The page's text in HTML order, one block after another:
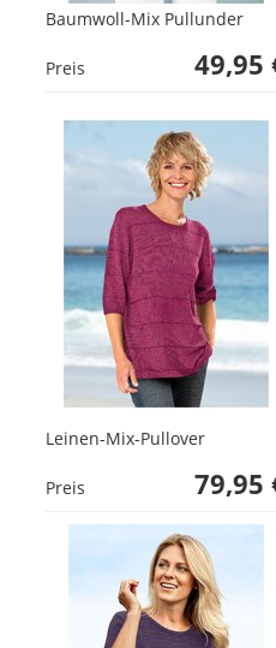
Baumwoll-Mix Pullunder
Preis 49,95
Leinen-Mix-Pullover
Preis 79,95